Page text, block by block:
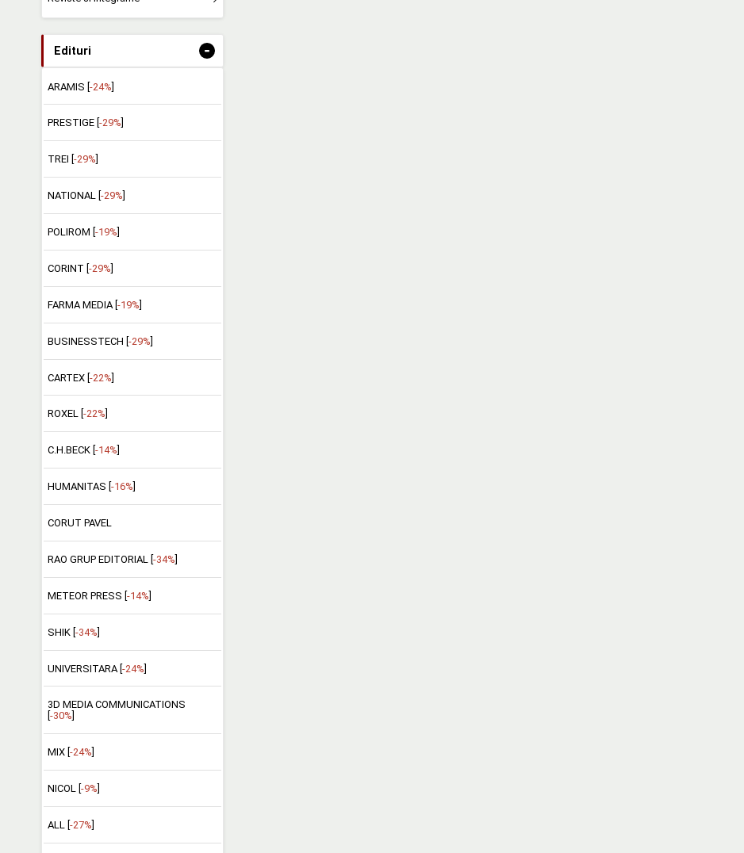
Edituri -
ARAMIS [-24%]
PRESTIGE [ -29%
TREI [ -29%
NATIONAL [ -29%
POLIROM [ -19%
CORINT [ -29%
FARMA MEDIA [ -19%
BUSINESSTECH [-29%]
CARTEX [-22%]
ROXEL [ -22%
C.H.BECK [ -14%
HUMANITAS [ -16%
CORUT PAVEL
RAO GRUP EDITORIAL [ -34%
METEOR PRESS [ -14%
SHIK [-34%]
UNIVERSITARA [-24%]
3D MEDIA COMMUNICATIONS
-30%
MIX [ -24%
NICOL [ -9%
ALL [ -27%